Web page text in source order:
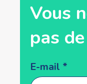
Vous
pas
Popup
form
E-mail *